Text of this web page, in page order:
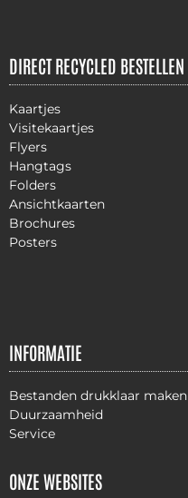
DIRECT RECYCLED BESTELLEN
Kaartjes
Visitekaartjes
Flyers
Hangtags
Folders
Ansichtkaarten
Brochures
Posters
INFORMATIE
Bestanden drukklaar maken
Duurzaamheid
Service
ONZE WEBSITES